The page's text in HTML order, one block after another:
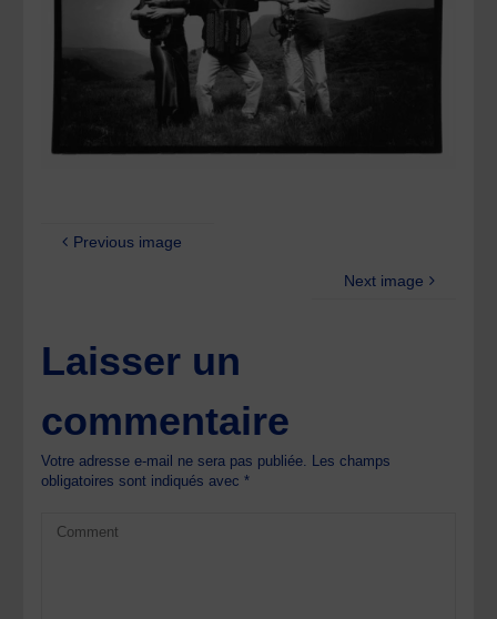
Previous image
Next image
Laisser un
commentaire
Votre adresse e-mail ne sera pas publiée.
Les champs
obligatoires sont indiqués avec*